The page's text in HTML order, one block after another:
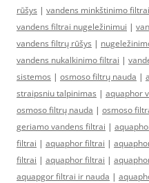
rūšys | vandens minkštinimo filtrai
vandens filtrai nugeležinimui |
vandens filtrų rūšys |
vandens nukalkinimo filtrai |
sistemos | osmoso filtrų nauda |
straipsniu talpinimas | aquaphor
osmoso filtrų nauda | osmoso
geriamo vandens filtrai |
filtrai | aquaphor filtrai |
filtrai | aquaphor filtrai |
aquapgor filtrai ir nauda |